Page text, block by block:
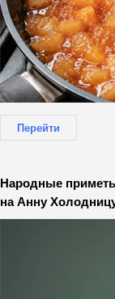
Перейти
Народные
на Анну